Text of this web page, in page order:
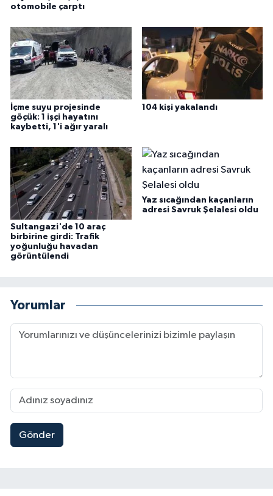
otomobile çarptı
İçme suyu projesinde
göçük: 1 işçi hayatını
kaybetti, 1'i ağır yaralı
104 kişi yakalandı
Sultangazi'de 10 araç
birbirine girdi: Trafik
yoğunluğu havadan
görüntülendi
Yaz sıcağından kaçanların
adresi Savruk Şelalesi oldu
Yorumlar
Gönder